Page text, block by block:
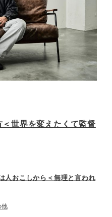
世界を変えたくて監督
人おこしから＜無理と言われ
他